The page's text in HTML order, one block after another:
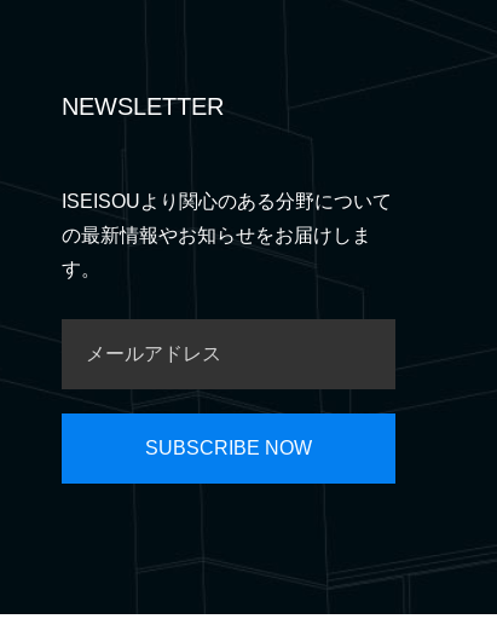
NEWSLETTER
ISEISOUより関心のある分野について
の最新情報やお知らせをお届けしま
す。